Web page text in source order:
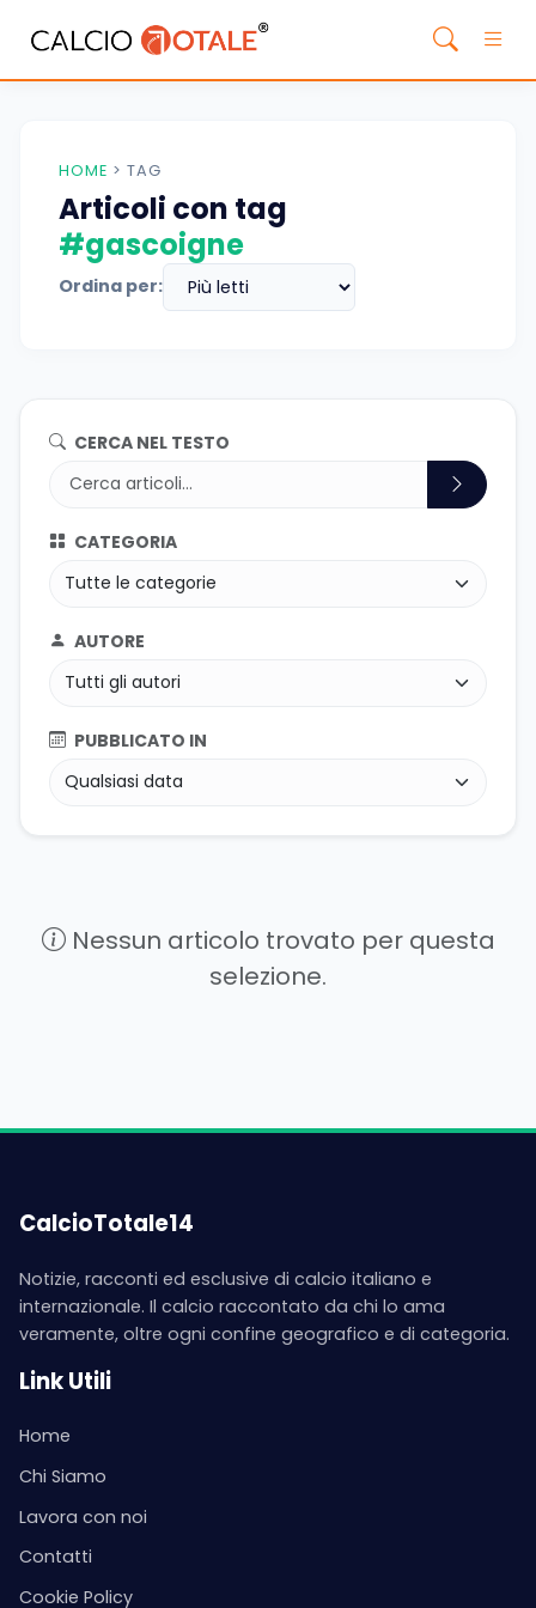
HOME > TAG
Articoli con tag
#gascoigne
Ordina per:
CERCA NEL TESTO
CATEGORIA
AUTORE
PUBBLICATO IN
Nessun articolo trovato per questa
selezione.
CalcioTotale14
Notizie, racconti ed esclusive di calcio italiano e
internazionale. Il calcio raccontato da chi lo ama
veramente, oltre ogni confine geografico e di categoria.
Link Utili
Home
Chi Siamo
Lavora con noi
Contatti
Cookie Policy